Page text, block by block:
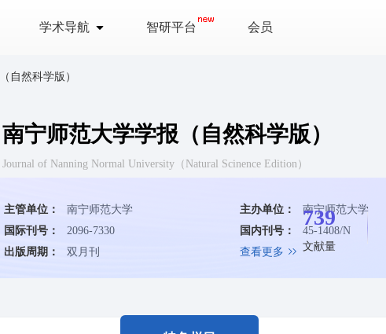
学术导航 智研平台 会员
自然科学版）
南宁师范大学学报（自然科学版）
Journal of Nanning Normal University（Natural Scinence Edition）
主管单位： 南宁师范大学 主办单位：
南宁师范大学
国际刊号：
2096-7330 国内刊号：
45-1408/N
出版周期：
双月刊 查看更多
739
文献量